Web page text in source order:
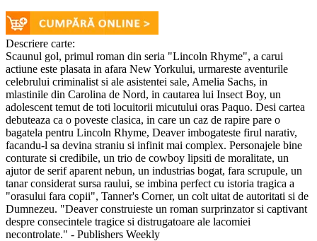
Descriere carte:
Scaunul gol, primul roman din seria "Lincoln Rhyme", a carui
actiune este plasata in afara New Yorkului, urmareste aventurile
celebrului criminalist si ale asistentei sale, Amelia Sachs, in
mlastinile din Carolina de Nord, in cautarea lui Insect Boy, un
adolescent temut de toti locuitorii micutului oras Paquo. Desi cartea
debuteaza ca o poveste clasica, in care un caz de rapire pare o
bagatela pentru Lincoln Rhyme, Deaver imbogateste firul narativ,
facandu-l sa devina straniu si infinit mai complex. Personajele bine
conturate si credibile, un trio de cowboy lipsiti de moralitate, un
ajutor de serif aparent nebun, un industrias bogat, fara scrupule, un
tanar considerat sursa raului, se imbina perfect cu istoria tragica a
"orasului fara copii", Tanner's Corner, un colt uitat de autoritati si de
Dumnezeu. "Deaver construieste un roman surprinzator si captivant
despre consecintele tragice si distrugatoare ale lacomiei
necontrolate." - Publishers Weekly